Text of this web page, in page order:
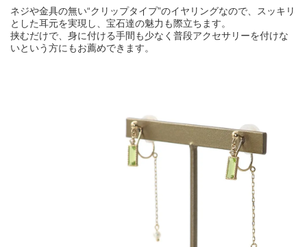
ネジや金具の無い“クリップタイプ”のイヤリングなので、スッキリ
とした耳元を実現し、宝石達の魅力も際立ちます。
挟むだけで、身に付ける手間も少なく普段アクセサリーを付けな
いという方にもお薦めできます。